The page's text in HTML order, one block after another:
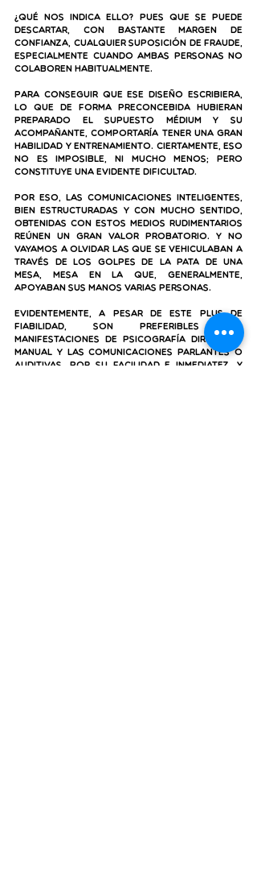
¿Qué nos indica ello? Pues que se puede
descartar, con bastante margen de
confianza, cualquier suposición de fraude,
especialmente cuando ambas personas no
colaboren habitualmente.
Para conseguir que ese diseño escribiera,
lo que de forma preconcebida hubieran
preparado el supuesto médium y su
acompañante, comportaría tener una gran
habilidad y entrenamiento. Ciertamente, eso
no es imposible, ni mucho menos; pero
constituye una evidente dificultad.
Por eso, las comunicaciones inteligentes,
bien estructuradas y con mucho sentido,
obtenidas con estos medios rudimentarios
reúnen un gran valor probatorio. Y no
vayamos a olvidar las que se vehiculaban a
través de los golpes de la pata de una
mesa, mesa en la que, generalmente,
apoyaban sus manos varias personas.
Evidentemente, a pesar de este plus de
fiabilidad, son preferibles las
manifestaciones de psicografía directa o
manual y las comunicaciones parlantes o
auditivas, por su facilidad e inmediatez. Y